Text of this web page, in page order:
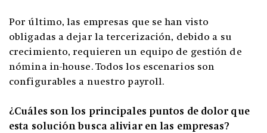
Por último, las empresas que se han visto
obligadas a dejar la tercerización, debido a su
crecimiento, requieren un equipo de gestión de
nómina in-house. Todos los escenarios son
configurables a nuestro payroll.
¿Cuáles son los principales puntos de dolor que
esta solución busca aliviar en las empresas?